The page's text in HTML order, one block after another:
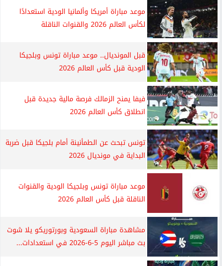
موعد مباراة أمريكا وألمانيا الودية استعدادًا
لكأس العالم 2026 والقنوات الناقلة
قبل المونديال.. موعد مباراة تونس وبلجيكا
الودية قبل كأس العالم 2026
فيفا يمنح الزمالك فرصة مالية جديدة قبل
انطلاق كأس العالم 2026
تونس تبحث عن الطمأنينة أمام بلجيكا قبل ضربة
البداية في مونديال 2026
موعد مباراة تونس وبلجيكا الودية والقنوات
الناقلة قبل كأس العالم 2026
مشاهدة مباراة السعودية وبورتوريكو يلا شوت
بث مباشر اليوم 5-6-2026 في استعدادات...